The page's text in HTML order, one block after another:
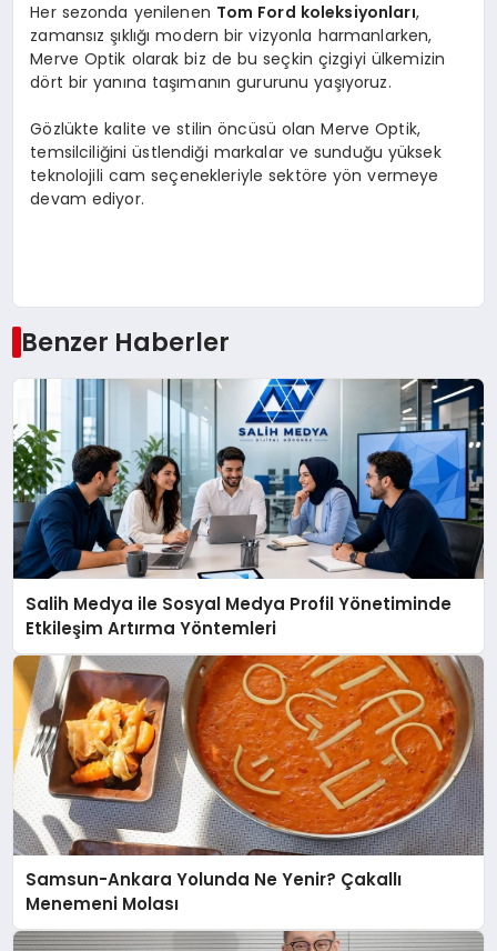
Her sezonda yenilenen Tom Ford koleksiyonları,
zamansız şıklığı modern bir vizyonla harmanlarken,
Merve Optik olarak biz de bu seçkin çizgiyi ülkemizin
dört bir yanına taşımanın gururunu yaşıyoruz.
Gözlükte kalite ve stilin öncüsü olan Merve Optik,
temsilciliğini üstlendiği markalar ve sunduğu yüksek
teknolojili cam seçenekleriyle sektöre yön vermeye
devam ediyor.
Benzer Haberler
Salih Medya ile Sosyal Medya Profil Yönetiminde
Etkileşim Artırma Yöntemleri
Samsun-Ankara Yolunda Ne Yenir? Çakallı
Menemeni Molası